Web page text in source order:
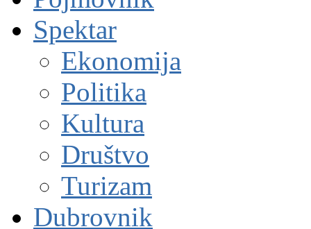
Spektar
Ekonomija
Politika
Kultura
Društvo
Turizam
Dubrovnik